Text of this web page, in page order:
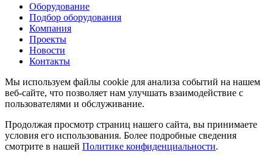
Оборудование
Подбор оборудования
Компания
Проекты
Новости
Контакты
Мы используем файлы cookie для анализа событий на нашем
веб-сайте, что позволяет нам улучшать взаимодействие с
пользователями и обслуживание.
Продолжая просмотр страниц нашего сайта, вы принимаете
условия его использования. Более подробные сведения
смотрите в нашей Политике конфиденциальности.